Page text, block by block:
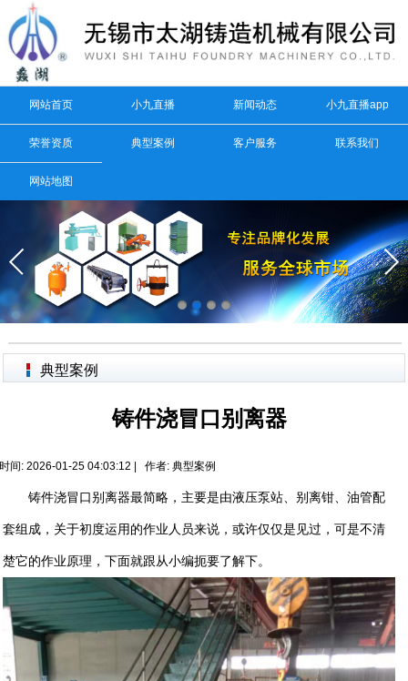
网站首页 小九直播 新闻动态 小九直播app
荣誉资质 典型案例 客户服务 联系我们
网站地图
典型案例
铸件浇冒口别离器
时间: 2026-01-25 04:03:12 | 作者: 典型案例
铸件浇冒口别离器最简略，主要是由液压泵站、别离钳、油管配
套组成，关于初度运用的作业人员来说，或许仅仅是见过，可是不清
楚它的作业原理，下面就跟从小编扼要了解下。